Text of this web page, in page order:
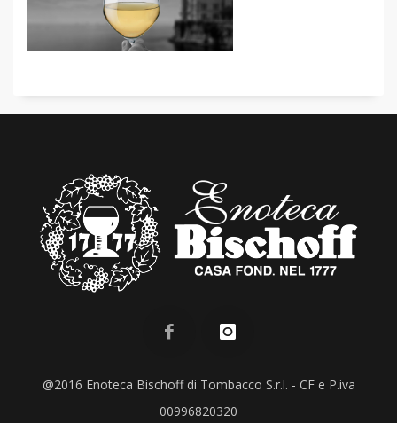
@2016 Enoteca Bischoff di Tombacco S.r.l. - CF e P.iva
00996820320